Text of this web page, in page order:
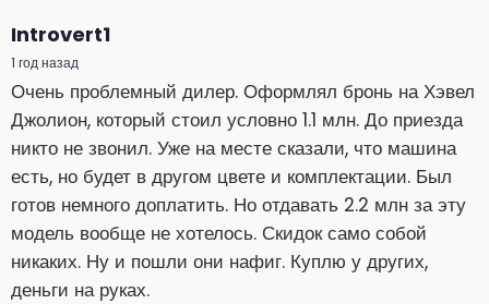
Introvert1
1 год назад
Очень проблемный дилер. Оформлял бронь на Хэвел
Джолион, который стоил условно 1.1 млн. До приезда
никто не звонил. Уже на месте сказали, что машина
есть, но будет в другом цвете и комплектации. Был
готов немного доплатить. Но отдавать 2.2 млн за эту
модель вообще не хотелось. Скидок само собой
никаких. Ну и пошли они нафиг. Куплю у других,
деньги на руках.